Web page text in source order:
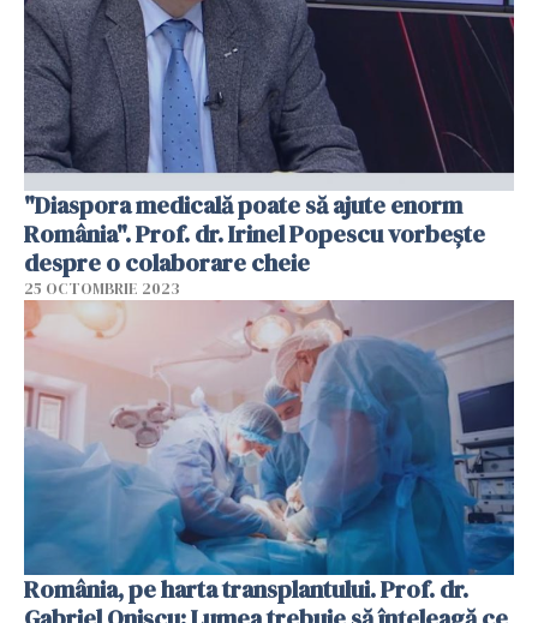
"Diaspora medicală poate să ajute enorm
România". Prof. dr. Irinel Popescu vorbește
despre o colaborare cheie
25 OCTOMBRIE 2023
România, pe harta transplantului. Prof. dr.